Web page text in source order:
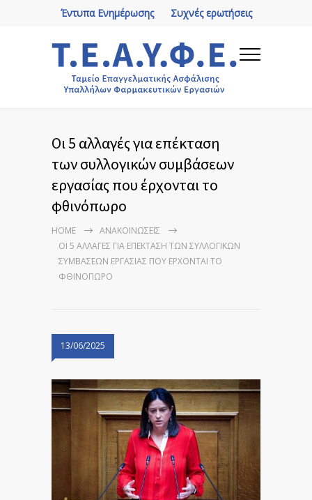
Συχνές ερωτήσεις
Έντυπα Ενημέρωσης
Οι 5 αλλαγές για επέκταση
των συλλογικών συμβάσεων
εργασίας που έρχονται το
φθινόπωρο
HOME
ΑΝΑΚΟΙΝΏΣΕΙΣ
ΟΙ 5 ΑΛΛΑΓΈΣ ΓΙΑ ΕΠΈΚΤΑΣΗ ΤΩΝ ΣΥΛΛΟΓΙΚΏΝ
ΣΥΜΒΆΣΕΩΝ ΕΡΓΑΣΊΑΣ ΠΟΥ ΈΡΧΟΝΤΑΙ ΤΟ
ΦΘΙΝΌΠΩΡΟ
13/06/2025